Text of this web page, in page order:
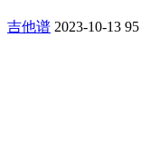
吉他谱 2023-10-13 95